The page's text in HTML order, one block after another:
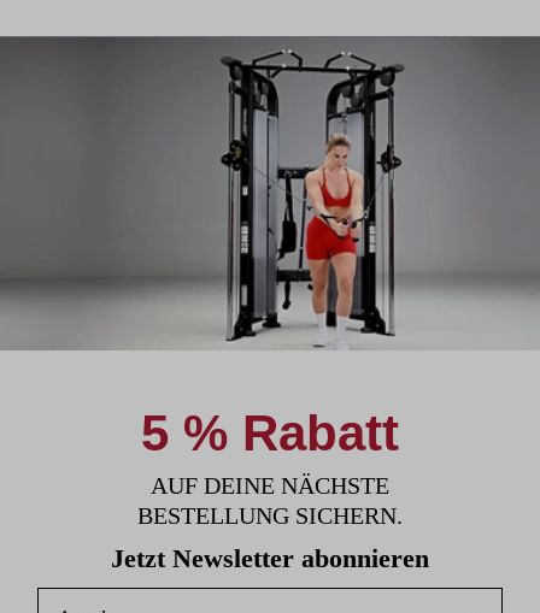
5 % Rabatt
AUF DEINE NÄCHSTE
BESTELLUNG SICHERN.
Jetzt Newsletter abonnieren